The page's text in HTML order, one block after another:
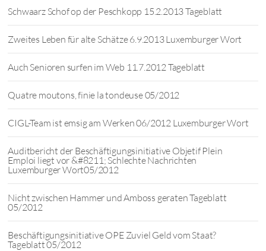
Schwaarz Schof op der Peschkopp 15.2.2013 Tageblatt
Zweites Leben für alte Schätze 6.9.2013 Luxemburger Wort
Auch Senioren surfen im Web 11.7.2012 Tageblatt
Quatre moutons, finie la tondeuse 05/2012
CIGL-Team ist emsig am Werken 06/2012 Luxemburger Wort
Auditbericht der Beschäftigungsinitiative Objetif Plein
Emploi liegt vor &#8211; Schlechte Nachrichten
Luxemburger Wort05/2012
Nicht zwischen Hammer und Amboss geraten Tageblatt
05/2012
Beschäftigungsinitiative OPE Zuviel Geld vom Staat?
Tageblatt 05/2012